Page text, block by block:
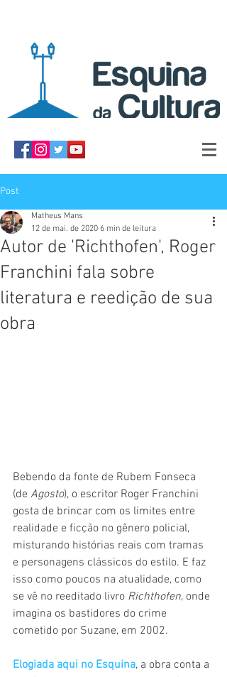
Post
Autor de 'Richthofen', Roger
Franchini fala sobre
literatura e reedição de sua
obra
Matheus Mans
12 de mai. de 2020 6 min de leitura
Bebendo da fonte de Rubem Fonseca
(de Agosto), o escritor Roger Franchini
gosta de brincar com os limites entre
realidade e ficção no gênero policial,
misturando histórias reais com tramas
e personagens clássicos do estilo. E faz
isso como poucos na atualidade, como
se vê no reeditado livro Richthofen, onde
imagina os bastidores do crime
cometido por Suzane, em 2002.
Elogiada aqui no Esquina, a obra conta a